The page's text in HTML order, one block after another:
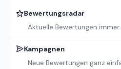
Bewertungsradar
Aktuelle Bewertungen immer
Kampagnen
Neue Bewertungen ganz